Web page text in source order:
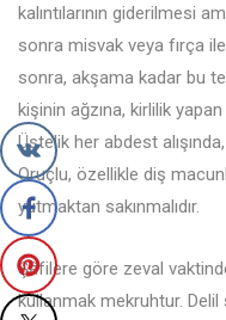
kalıntılarının giderilmesi
sonra misvak veya fırça
sonra, akşama kadar bu
kişinin ağzına, kirlilik
Üstelik her abdest
Oruçlu, özellikle diş
yutmaktan sakınmalıdır.
Şâfilere göre zeval
kullanmak mekruhtur.